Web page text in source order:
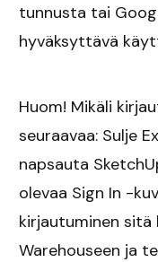
tunnusta tai
hyväksyttävä
Huom! Mikäli
seuraavaa: Sulje
napsauta
olevaa Sign In -
kirjautuminen sitä
Warehouseen ja